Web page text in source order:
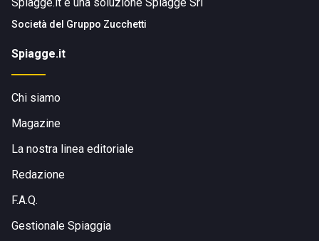
Spiagge.it è una soluzione Spiagge Srl
Società del Gruppo Zucchetti
Spiagge.it
Chi siamo
Magazine
La nostra linea editoriale
Redazione
F.A.Q.
Gestionale Spiaggia